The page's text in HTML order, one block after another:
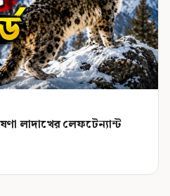
লাদাখের লেফটেন্যান্ট